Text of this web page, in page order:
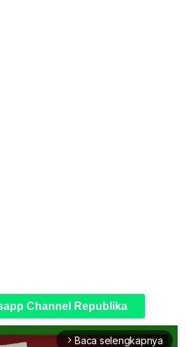
Channel Republika
arrow_forward_ios Baca selengkapnya